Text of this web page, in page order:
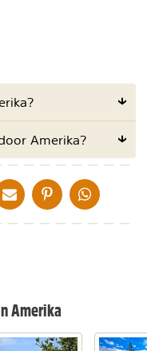
Amerika?
X
DELEN VIA DE MAIL
DELEN OP PINTEREST
DELEN OP
Amerika